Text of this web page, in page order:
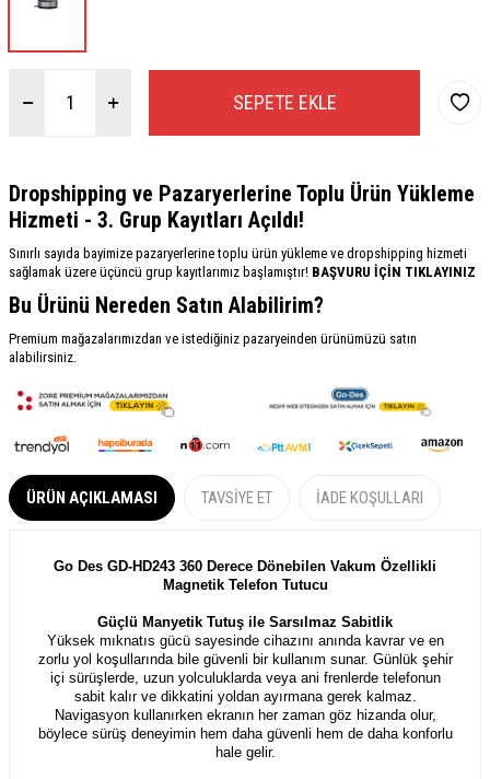
SEPETE EKLE
Dropshipping ve Pazaryerlerine Toplu Ürün Yükleme
Hizmeti - 3. Grup Kayıtları Açıldı!
Sınırlı sayıda bayimize pazaryerlerine toplu ürün yükleme ve dropshipping hizmeti
sağlamak üzere üçüncü grup kayıtlarımız başlamıştır! BAŞVURU İÇİN TIKLAYINIZ
Bu Ürünü Nereden Satın Alabilirim?
Premium mağazalarımızdan ve istediğiniz pazaryeinden ürünümüzü satın
alabilirsiniz.
ÜRÜN AÇIKLAMASI TAVSIYE ET İADE KOŞULLARI
Go Des GD-HD243 360 Derece Dönebilen Vakum Özellikli
Magnetik Telefon Tutucu
Güçlü Manyetik Tutuş ile Sarsılmaz Sabitlik
Yüksek mıknatıs gücü sayesinde cihazını anında kavrar ve en
zorlu yol koşullarında bile güvenli bir kullanım sunar. Günlük şehir
içi sürüşlerde, uzun yolculuklarda veya ani frenlerde telefonun
sabit kalır ve dikkatini yoldan ayırmana gerek kalmaz.
Navigasyon kullanırken ekranın her zaman göz hizanda olur,
böylece sürüş deneyimin hem daha güvenli hem de daha konforlu
hale gelir.